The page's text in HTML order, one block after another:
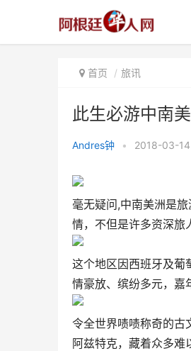
首页 旅讯
此生必游中南
Andres钟 • 2018-03-
毫无疑问,中南美洲是
情，不但是许多资深旅
这个地区因西班牙及葡
情豪放、缤纷多元，嘉
令全世界啧啧称奇的古
阿兹特克，藏着众多难
寻失落的古文明